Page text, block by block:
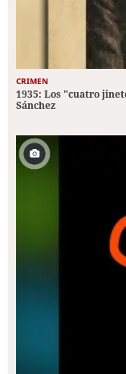
CRIMEN
1935: Los "cuatro
Sánchez